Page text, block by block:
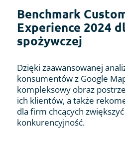
Benchmark
Experience 2024
spożywczej
Dzięki zaawansowanej
konsumentów z Google
kompleksowy obraz
ich klientów, a także
dla firm chcących
konkurencyjność.